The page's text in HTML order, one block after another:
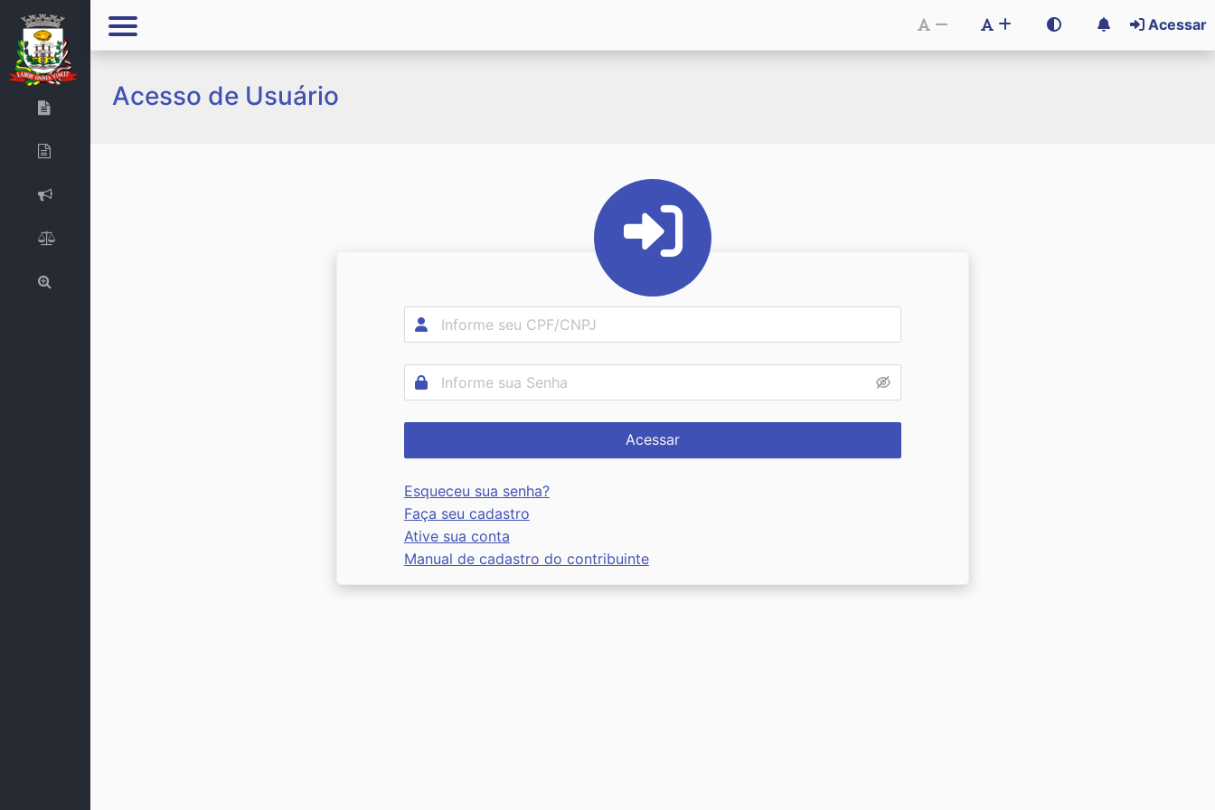
Acessar
Acesso de Usuário
Acessar
Esqueceu sua senha?
Faça seu cadastro
Ative sua conta
Manual de cadastro do contribuinte